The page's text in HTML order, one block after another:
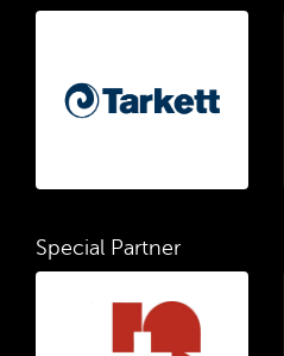
Special Partner